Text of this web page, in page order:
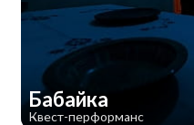
Бабайка
Квест-перформанс